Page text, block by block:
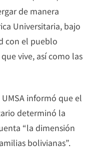
de manera
Universitaria, bajo
con el pueblo
vive, así como las
informó que el
determinó la
“la dimensión
bolivianas”.